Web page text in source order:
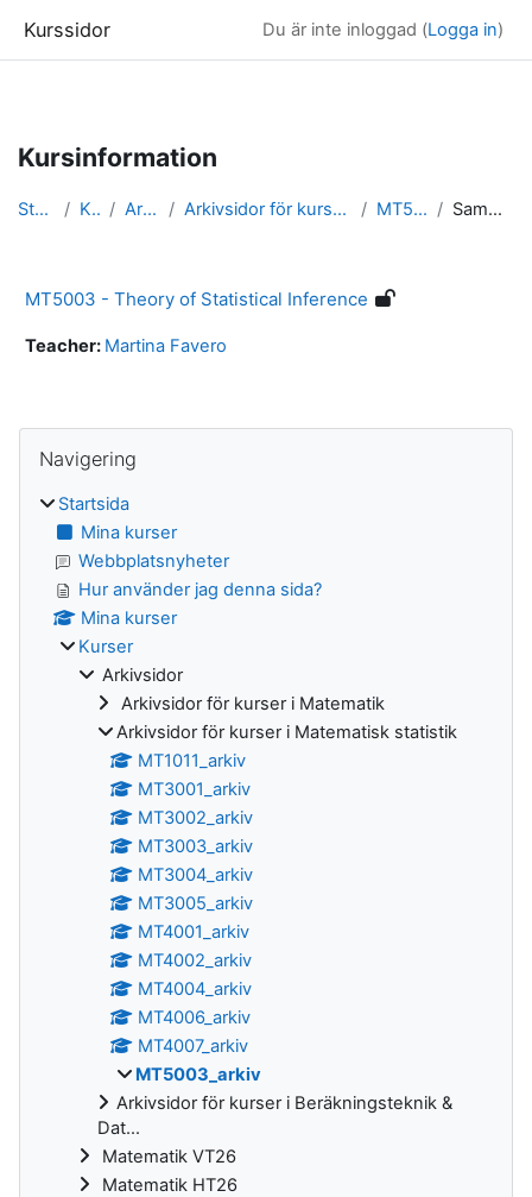
Kurssidor Du är inte inloggad (Logga in)
Kursinformation
Startsida Kurser Arkivsidor Arkivsidor för kurser i Matematisk statistik MT5003_arkiv Sammanfattning
MT5003 - Theory of Statistical Inference
Teacher: Martina Favero
Block
Navigering
Startsida
Mina kurser
Webbplatsnyheter
Hur använder jag denna sida?
Mina kurser
Kurser
Arkivsidor
Arkivsidor för kurser i Matematik
Arkivsidor för kurser i Matematisk statistik
MT1011_arkiv
MT3001_arkiv
MT3002_arkiv
MT3003_arkiv
MT3004_arkiv
MT3005_arkiv
MT4001_arkiv
MT4002_arkiv
MT4004_arkiv
MT4006_arkiv
MT4007_arkiv
MT5003_arkiv
Arkivsidor för kurser i Beräkningsteknik &
Dat...
Matematik VT26
Matematik HT26